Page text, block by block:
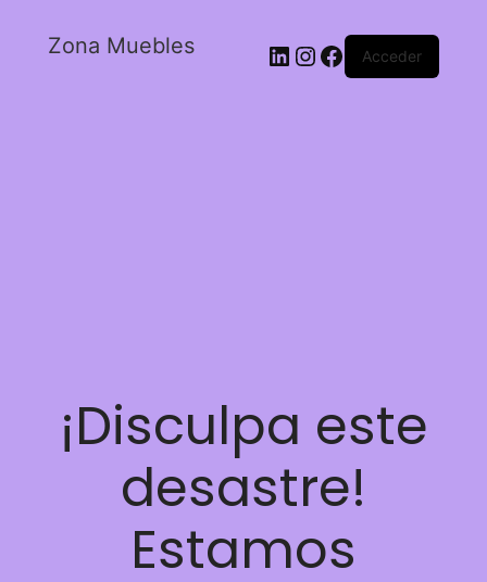
Zona Muebles Acceder
¡Disculpa este
desastre!
Estamos